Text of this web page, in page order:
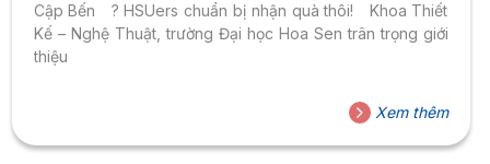
Cập Bến ? HSUers chuẩn bị nhận quà thôi! Khoa Thiết
Kế – Nghệ Thuật, trường Đại học Hoa Sen trân trọng giới
thiệu
Xem thêm